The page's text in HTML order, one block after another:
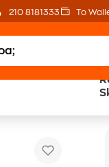
210 8181333 Το
3in1 Infrared-